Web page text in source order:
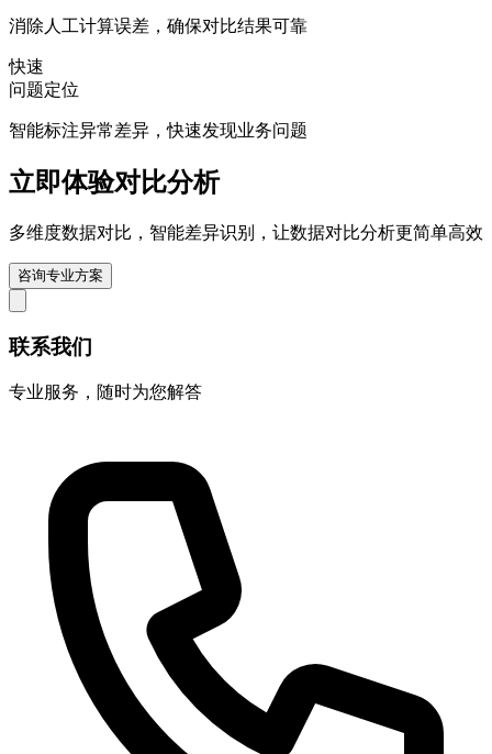
消除人工计算误差，确保对比结果可靠
快速
问题定位
智能标注异常差异，快速发现业务问题
立即体验对比分析
多维度数据对比，智能差异识别，让数据对比分析更简单高效
咨询专业方案
联系我们
专业服务，随时为您解答